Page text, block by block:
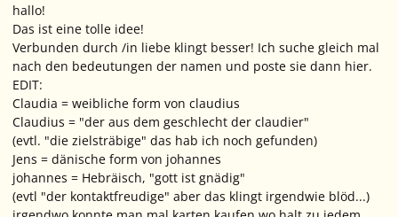
hallo!
Das ist eine tolle idee!
Verbunden durch /in liebe klingt besser! Ich suche gleich mal
nach den bedeutungen der namen und poste sie dann hier.
EDIT:
Claudia = weibliche form von claudius
Claudius = "der aus dem geschlecht der claudier"
(evtl. "die zielsträbige" das hab ich noch gefunden)
Jens = dänische form von johannes
johannes = Hebräisch, "gott ist gnädig"
(evtl "der kontaktfreudige" aber das klingt irgendwie blöd...)